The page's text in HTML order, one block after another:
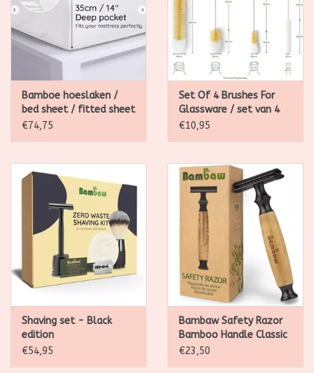
Bamboe hoeslaken /
bed sheet / fitted sheet
€74,75
Set Of 4 Brushes For
Glassware / set van 4
borstels
€10,95
Shaving set - Black
edition
€54,95
Bambaw Safety Razor
Bamboo Handle Classic
Dark
€23,50